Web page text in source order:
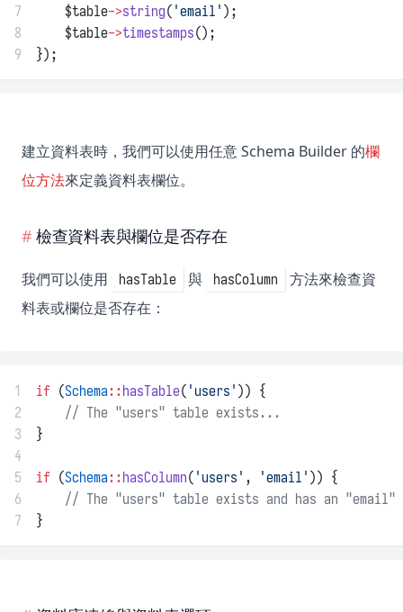
7
    $table
->string( 'email' );
8
    $table
->timestamps();
9
});
建立資料表時，我們可以使用任意 Schema Builder 的欄
位方法來定義資料表欄位。
檢查資料表與欄位是否存在
我們可以使用 hasTable 與 hasColumn
方法來檢查資
料表或欄位是否存在：
1 if (Schema::hasTable( 'users' )) {
2
// The "users" table exists...
3
}
4
5
if (Schema::hasColumn( 'users' , 'email' )) {
6
// The "users" table exists and has an "email"
7
}